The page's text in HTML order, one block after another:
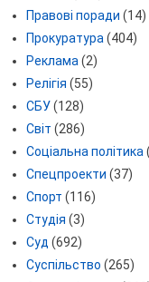
Правові поради (14)
Прокуратура (404)
Реклама (2)
Релігія (55)
СБУ(128)
Світ (286)
Соціальна політика
Спецпроекти (37)
Спорт (116)
Студія (3)
Суд (692)
Суспільство (265)